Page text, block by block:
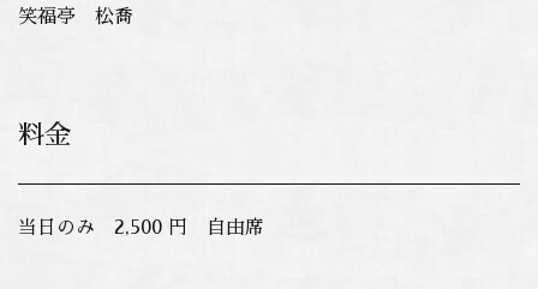
笑福亭 松喬
料金
当日のみ 2,500 円 自由席